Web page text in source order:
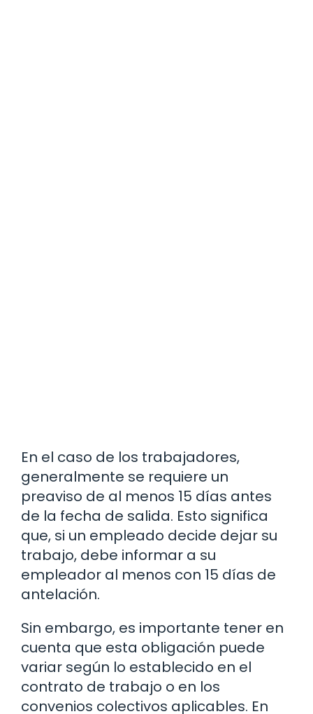
En el caso de los trabajadores,
generalmente se requiere un
preaviso de al menos 15 días antes
de la fecha de salida. Esto significa
que, si un empleado decide dejar su
trabajo, debe informar a su
empleador al menos con 15 días de
antelación.
Sin embargo, es importante tener en
cuenta que esta obligación puede
variar según lo establecido en el
contrato de trabajo o en los
convenios colectivos aplicables. En